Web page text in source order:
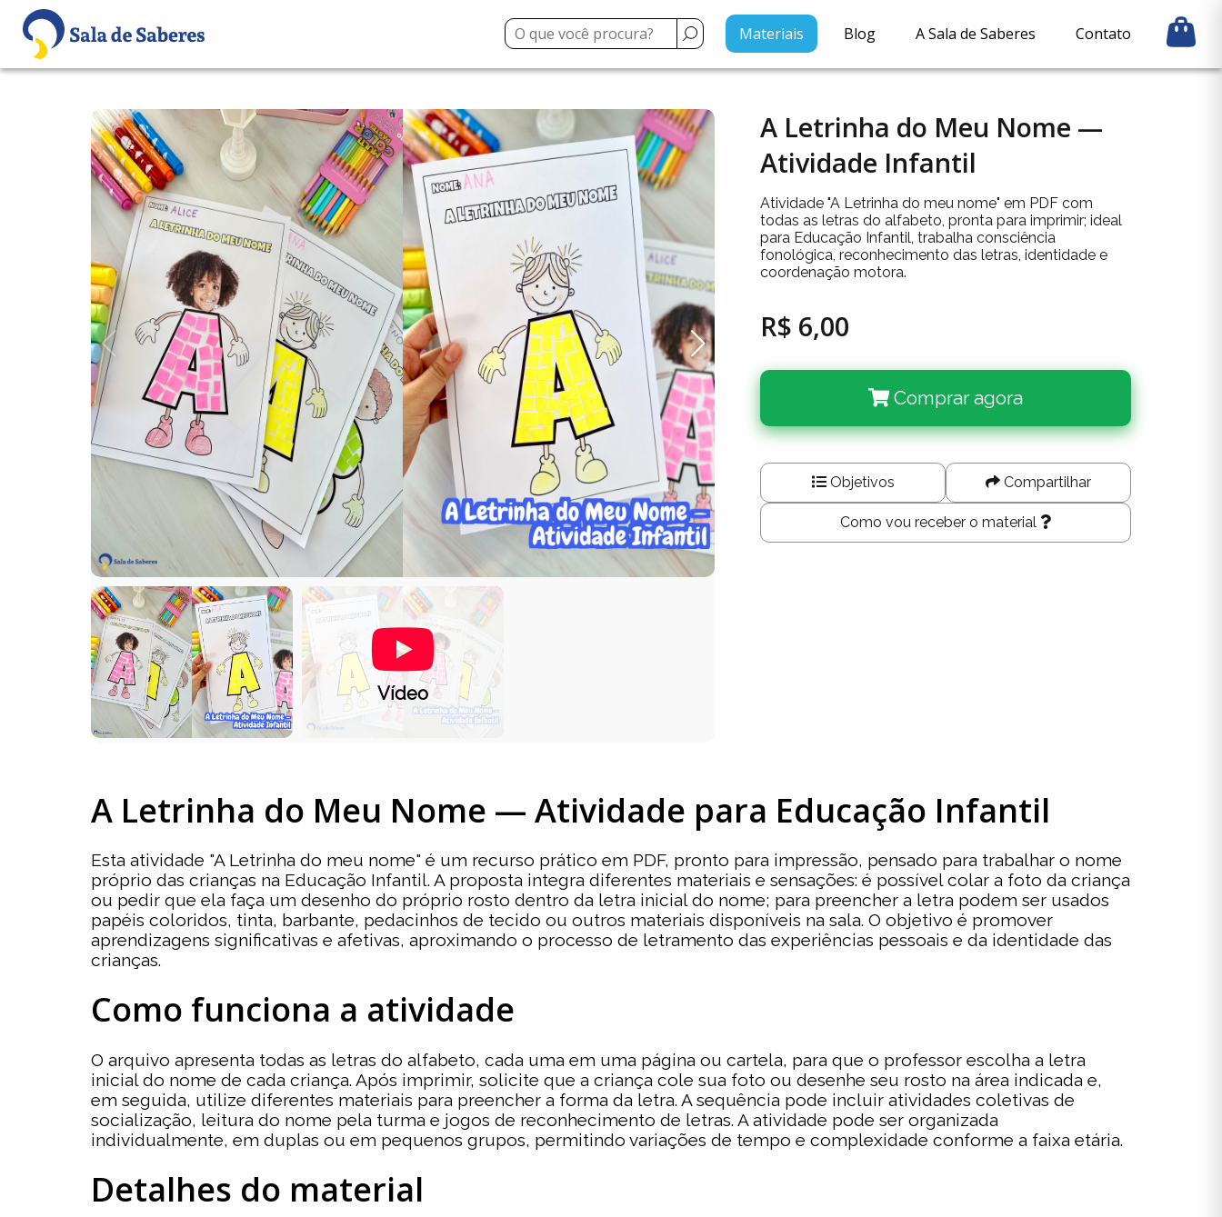
Materiais Blog A Sala de Saberes Contato
Vídeo
A Letrinha do Meu Nome —
Atividade Infantil
Atividade "A Letrinha do meu nome" em PDF com
todas as letras do alfabeto, pronta para imprimir; ideal
para Educação Infantil, trabalha consciência
fonológica, reconhecimento das letras, identidade e
coordenação motora.
R$ 6,00
Comprar agora
Objetivos Compartilhar
Como vou receber o material
A Letrinha do Meu Nome — Atividade para Educação Infantil
Esta atividade "A Letrinha do meu nome" é um recurso prático em PDF, pronto para impressão, pensado para trabalhar o nome
próprio das crianças na Educação Infantil. A proposta integra diferentes materiais e sensações: é possível colar a foto da criança
ou pedir que ela faça um desenho do próprio rosto dentro da letra inicial do nome; para preencher a letra podem ser usados
papéis coloridos, tinta, barbante, pedacinhos de tecido ou outros materiais disponíveis na sala. O objetivo é promover
aprendizagens significativas e afetivas, aproximando o processo de letramento das experiências pessoais e da identidade das
crianças.
Como funciona a atividade
O arquivo apresenta todas as letras do alfabeto, cada uma em uma página ou cartela, para que o professor escolha a letra
inicial do nome de cada criança. Após imprimir, solicite que a criança cole sua foto ou desenhe seu rosto na área indicada e,
em seguida, utilize diferentes materiais para preencher a forma da letra. A sequência pode incluir atividades coletivas de
socialização, leitura do nome pela turma e jogos de reconhecimento de letras. A atividade pode ser organizada
individualmente, em duplas ou em pequenos grupos, permitindo variações de tempo e complexidade conforme a faixa etária.
Detalhes do material